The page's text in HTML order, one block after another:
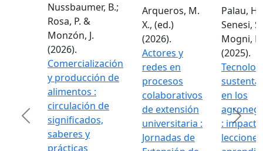
Nussbaumer, B.;
Rosa, P. &
Monzón, J.
(2026).
Comercialización
y producción de
alimentos :
circulación de
significados,
saberes y
prácticas
Arqueros, M.
X., (ed.)
(2026).
Actores y
redes en
procesos
colaborativos
de extensión
universitaria :
Jornadas de
Palau, H.;
Senesi,
Mogni, F.
(2025).
en los
:
lecciones